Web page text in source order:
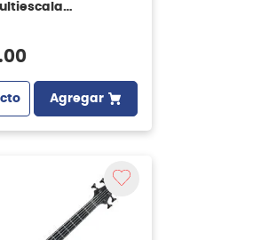
00
Agregar